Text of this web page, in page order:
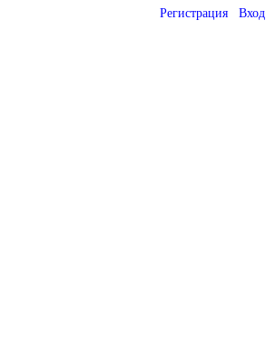
Регистрация Вход